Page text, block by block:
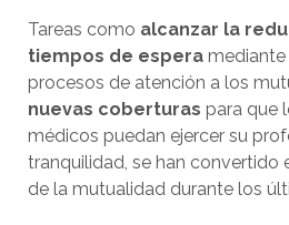
Tareas como alcanzar la
tiempos de espera mediante
procesos de atención a los
nuevas coberturas para que
médicos puedan ejercer su
tranquilidad, se han convertido
de la mutualidad durante los